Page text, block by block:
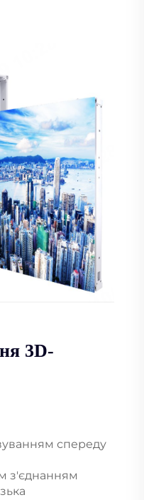
3D-
спереду
з'єднанням